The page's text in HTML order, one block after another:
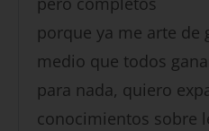
porque ya me arte de
medio que todos
para nada, quiero
conocimientos sobre